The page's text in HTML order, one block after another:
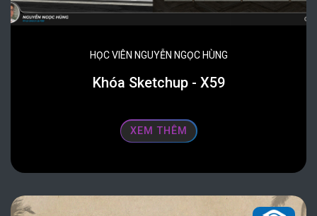
HỌC VIÊN NGUYỄN NGỌC HÙNG
Khóa Sketchup - X59
XEM THÊM